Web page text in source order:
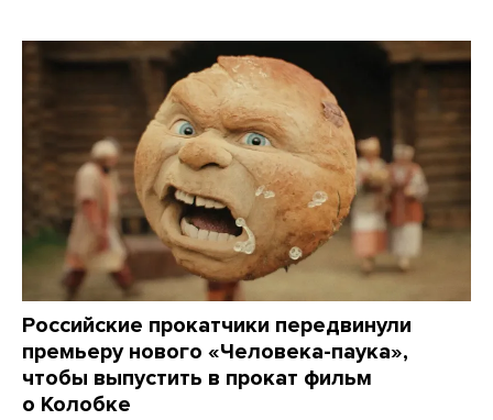
Российские прокатчики передвинули
премьеру нового «Человека-паука»,
чтобы выпустить в прокат фильм
о Колобке